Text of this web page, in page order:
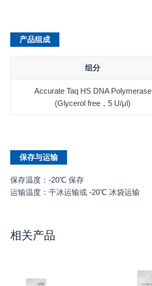
产品组成
组分
Accurate Taq HS DNA Polymerase
(Glycerol free，5 U/μl)
保存与运输
保存温度：-20℃ 保存
运输温度：干冰运输或 -20℃ 冰袋运输
相关产品